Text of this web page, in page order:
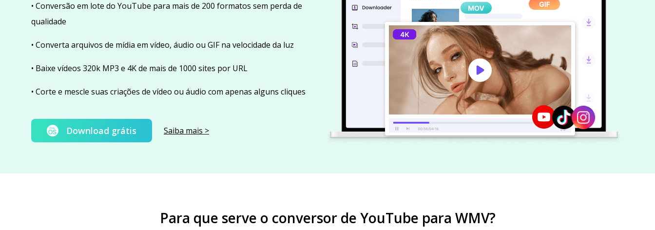
• Conversão em lote do YouTube para mais de 200 formatos sem perda de
qualidade
• Converta arquivos de mídia em vídeo, áudio ou GIF na velocidade da luz
• Baixe vídeos 320k MP3 e 4K de mais de 1000 sites por URL
• Corte e mescle suas criações de vídeo ou áudio com apenas alguns cliques
Download grátis Saiba mais >
Para que serve o conversor de YouTube para WMV?